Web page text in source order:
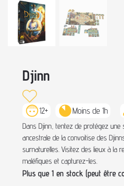
Djinn
12+ Moins de 1h
Dans Djinn, tentez de protégez une
ancestrale de la convoitise des
surnaturelles. Visitez des lieux à la
maléfiques et capturez-les.
Plus que 1 en stock (peut être